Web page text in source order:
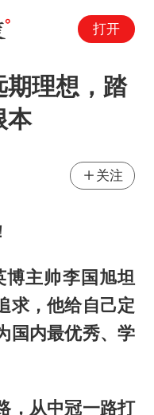
打开
理想，踏
本
关注
主帅李国旭坦
求，他给自己定
国内最优秀、学
，从中冠一路打